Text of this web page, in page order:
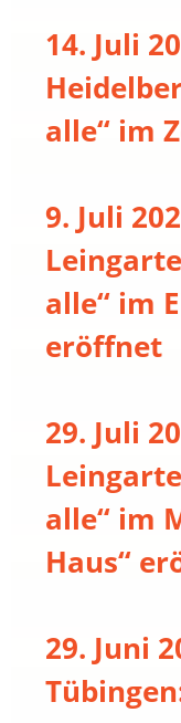
14. Juli
alle“ im
9. Juli
alle“ im
eröffnet
29. Juli
alle“ im
Haus“
29. Juni